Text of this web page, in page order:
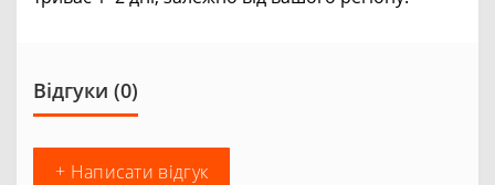
Відгуки (0)
+ Написати відгук